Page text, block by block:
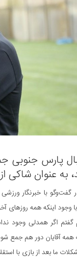
پارس جنوبی
به عنوان شاکی
با خبرنگار
وجود اینکه همه روزهای
گفتم اگر همدلی وجود
همه آقایان دور هم جمع
ما بعد از بازی با